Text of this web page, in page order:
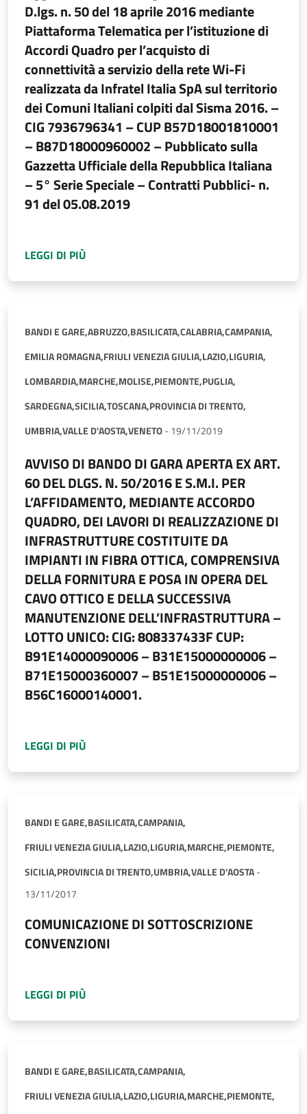
D.lgs. n. 50 del 18 aprile 2016 mediante
Piattaforma Telematica per l’istituzione di
Accordi Quadro per l’acquisto di
connettività a servizio della rete Wi-Fi
realizzata da Infratel Italia SpA sul territorio
dei Comuni Italiani colpiti dal Sisma 2016. –
CIG 7936796341 – CUP B57D18001810001
– B87D18000960002 – Pubblicato sulla
Gazzetta Ufficiale della Repubblica Italiana
– 5° Serie Speciale – Contratti Pubblici- n.
91 del 05.08.2019
LEGGI DI PIÙ
BANDI E GARE,ABRUZZO,BASILICATA,CALABRIA,CAMPANIA,
EMILIA ROMAGNA,FRIULI VENEZIA GIULIA,LAZIO,LIGURIA,
LOMBARDIA,MARCHE,MOLISE,PIEMONTE,PUGLIA,
SARDEGNA,SICILIA,TOSCANA,PROVINCIA DI TRENTO,
UMBRIA,VALLE D'AOSTA,VENETO- 19/11/2019
AVVISO DI BANDO DI GARA APERTA EX ART.
60 DEL DLGS. N. 50/2016 E S.M.I. PER
L’AFFIDAMENTO, MEDIANTE ACCORDO
QUADRO, DEI LAVORI DI REALIZZAZIONE DI
INFRASTRUTTURE COSTITUITE DA
IMPIANTI IN FIBRA OTTICA, COMPRENSIVA
DELLA FORNITURA E POSA IN OPERA DEL
CAVO OTTICO E DELLA SUCCESSIVA
MANUTENZIONE DELL’INFRASTRUTTURA –
LOTTO UNICO: CIG: 808337433F CUP:
B91E14000090006 – B31E15000000006 –
B71E15000360007 – B51E15000000006 –
B56C16000140001.
LEGGI DI PIÙ
BANDI E GARE,BASILICATA,CAMPANIA,
FRIULI VENEZIA GIULIA,LAZIO,LIGURIA,MARCHE,PIEMONTE,
SICILIA,PROVINCIA DI TRENTO,UMBRIA,VALLE D'AOSTA-
13/11/2017
COMUNICAZIONE DI SOTTOSCRIZIONE
CONVENZIONI
LEGGI DI PIÙ
BANDI E GARE,BASILICATA,CAMPANIA,
FRIULI VENEZIA GIULIA,LAZIO,LIGURIA,MARCHE,PIEMONTE,